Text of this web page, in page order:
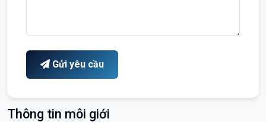
Gửi yêu cầu
Thông tin môi giới